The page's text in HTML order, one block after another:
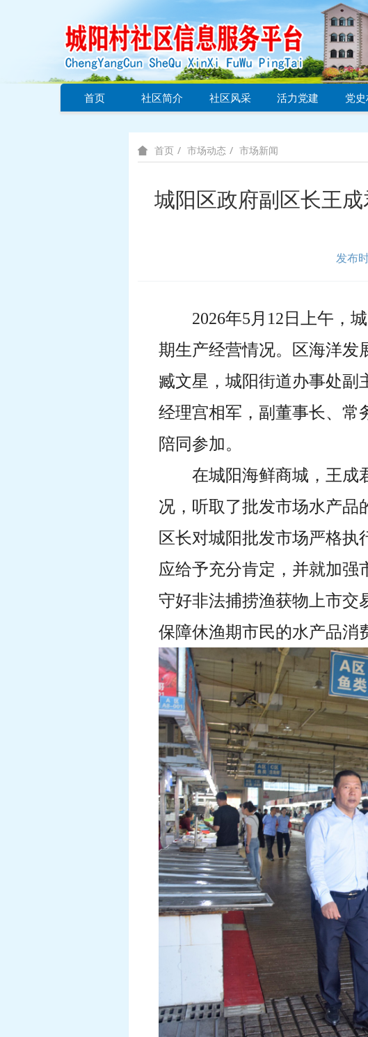
首页 社区简介 社区风采 活力党建 党
首页 市场动态 市场新闻
城阳区政府副区长王
发布
2026年5月12日上午，
期生产经营情况。区海洋发
臧文星，城阳街道办事处副
经理宫相军，副董事长、常
陪同参加。
在城阳海鲜商城，王成
况，听取了批发市场水产品
区长对城阳批发市场严格
应给予充分肯定，并就加强
守好非法捕捞渔获物上市交
保障休渔期市民的水产品消